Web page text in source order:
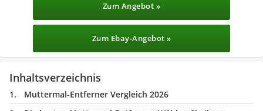
Zum Angebot »
Zum Ebay-Angebot »
Inhaltsverzeichnis
Muttermal-Entferner Vergleich 2026